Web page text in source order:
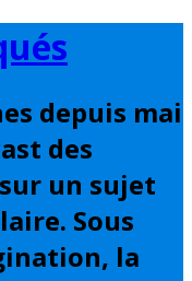
depuis mai
des
un sujet
Sous
la